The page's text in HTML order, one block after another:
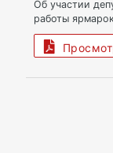
Об участии
работы